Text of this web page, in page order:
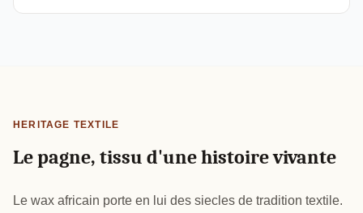
HERITAGE TEXTILE
Le pagne, tissu d'une histoire vivante
Le wax africain porte en lui des siecles de tradition textile.